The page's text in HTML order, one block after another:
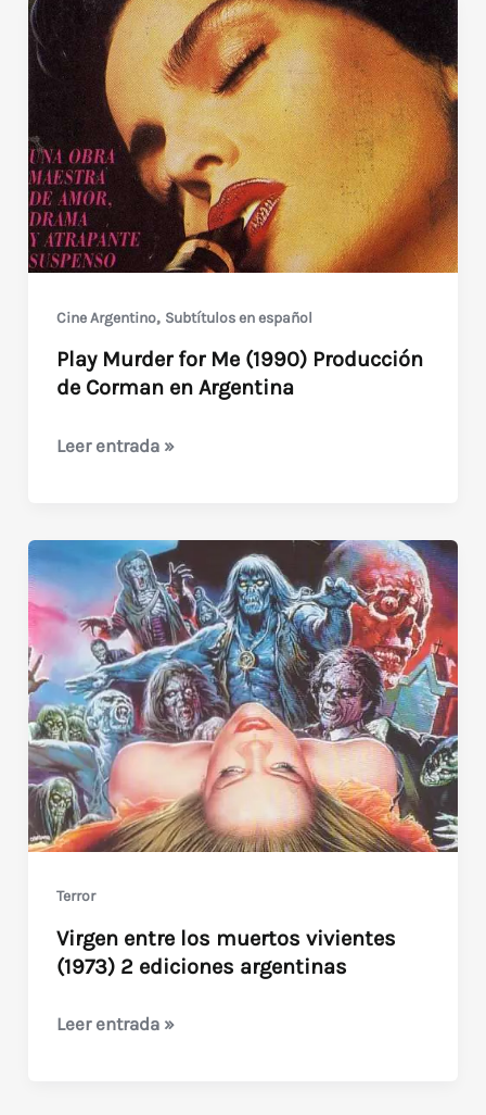
Juan
Carlos
Desanzo
ediciones
argentinas)
Cine Argentino, Subtítulos en español
Play Murder for Me (1990) Producción
de Corman en Argentina
Play
Me
(1990)
Producción
de
Corman
en
Argentina
Leer entrada »
Terror
Virgen entre los muertos vivientes
(1973) 2 ediciones argentinas
Virgen
Leer entrada »